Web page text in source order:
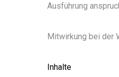
Ausführung
Mitwirkung bei der
Inhalte